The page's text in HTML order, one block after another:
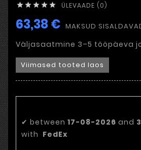
     ÜLEVAADE (0)
63,38 € MAKSUD
Väljasaatmine 3–5 tööpäeva
Viimased tooted laos
✔ between 17-08-2026 and
with FedEx